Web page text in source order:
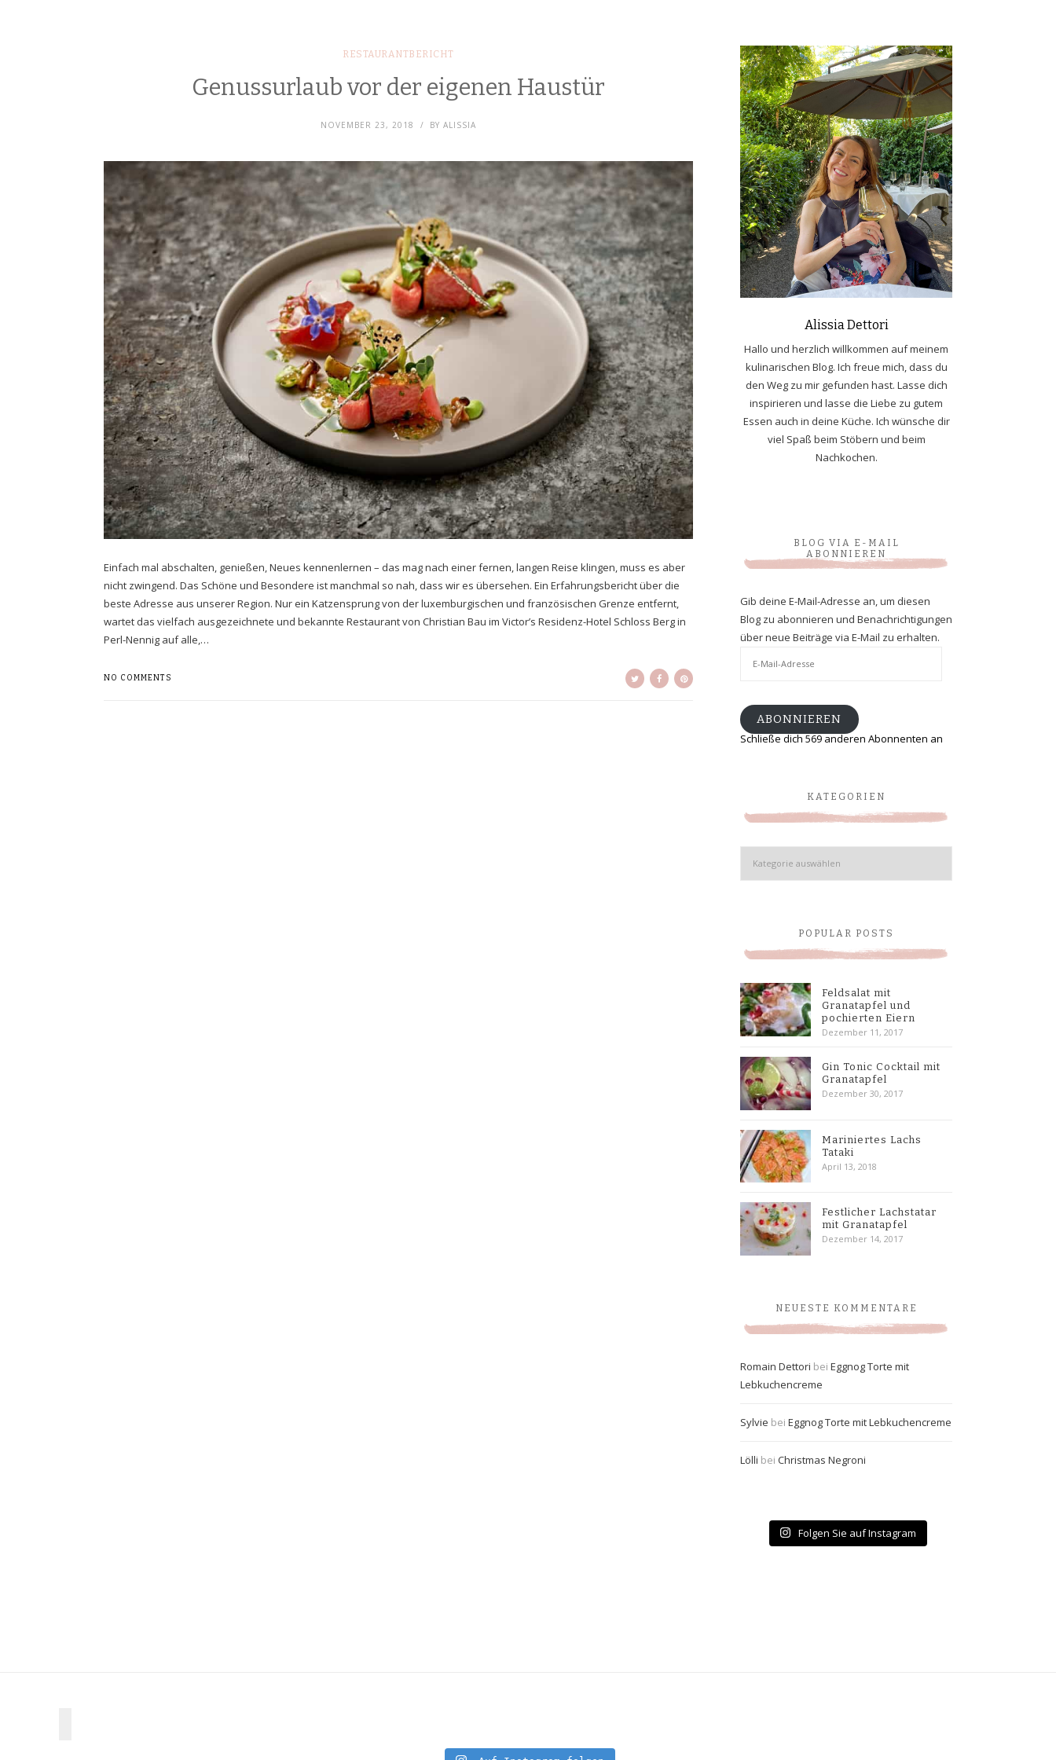
RESTAURANTBERICHT
Genussurlaub vor der eigenen Haustür
NOVEMBER 23, 2018 BY ALISSIA
Einfach mal abschalten, genießen, Neues kennenlernen – das mag nach einer fernen, langen Reise klingen, muss es aber
nicht zwingend. Das Schöne und Besondere ist manchmal so nah, dass wir es übersehen. Ein Erfahrungsbericht über die
beste Adresse aus unserer Region. Nur ein Katzensprung von der luxemburgischen und französischen Grenze entfernt,
wartet das vielfach ausgezeichnete und bekannte Restaurant von Christian Bau im Victor’s Residenz-Hotel Schloss Berg in
Perl-Nennig auf alle,…
NO COMMENTS
Alissia Dettori
Hallo und herzlich willkommen auf meinem
kulinarischen Blog. Ich freue mich, dass du
den Weg zu mir gefunden hast. Lasse dich
inspirieren und lasse die Liebe zu gutem
Essen auch in deine Küche. Ich wünsche dir
viel Spaß beim Stöbern und beim
Nachkochen.
BLOG VIA E-MAIL
ABONNIEREN
Gib deine E-Mail-Adresse an, um diesen
Blog zu abonnieren und Benachrichtigungen
über neue Beiträge via E-Mail zu erhalten.
ABONNIEREN
Schließe dich 569 anderen Abonnenten an
KATEGORIEN
Kategorien
POPULAR POSTS
Feldsalat mit
Granatapfel und
pochierten Eiern
Dezember 11, 2017
Gin Tonic Cocktail mit
Granatapfel
Dezember 30, 2017
Mariniertes Lachs
Tataki
April 13, 2018
Festlicher Lachstatar
mit Granatapfel
Dezember 14, 2017
NEUESTE KOMMENTARE
Romain Dettori bei Eggnog Torte mit
Lebkuchencreme
Sylvie bei Eggnog Torte mit Lebkuchencreme
Lölli bei Christmas Negroni
Folgen Sie auf Instagram